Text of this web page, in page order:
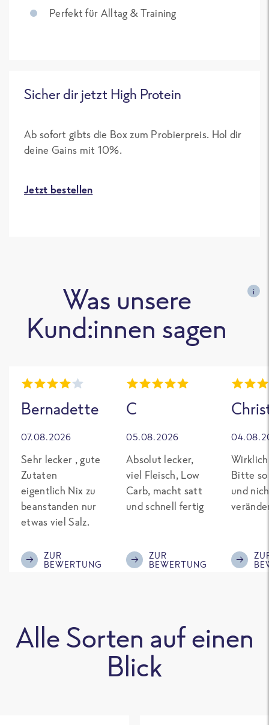
Perfekt für Alltag & Training
Sicher dir jetzt High Protein
Ab sofort gibts die Box zum Probierpreis. Hol dir
deine Gains mit 10%.
Jetzt bestellen
Was unsere
Kund:innen sagen
i
Bernadette
07.08.2026
Sehr lecker , gute
Zutaten
eigentlich Nix zu
beanstanden nur
etwas viel Salz.
ZUR
BEWERTUNG
C
05.08.2026
Absolut lecker,
viel Fleisch, Low
Carb, macht satt
und schnell fertig
ZUR
BEWERTUNG
Bitte so
und
Alle Sorten auf einen
Blick